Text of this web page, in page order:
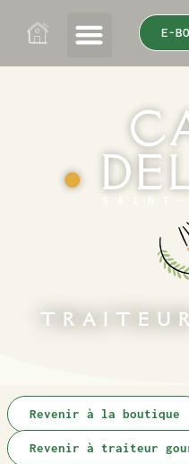
E-
●
Revenir à la boutique
Revenir à traiteur